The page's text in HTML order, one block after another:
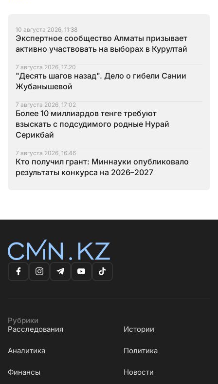
10 августа 2026, 11:38
Экспертное сообщество Алматы призывает
активно участвовать на выборах в Курултай
7 августа 2026, 17:20
"Десять шагов назад". Дело о гибели Сании
Жубанышевой
7 августа 2026, 17:02
Более 10 миллиардов тенге требуют
взыскать с подсудимого родные Нурай
Серикбай
7 августа 2026, 16:46
Кто получил грант: Миннауки опубликовало
результаты конкурса на 2026–2027
Рубрики
Расследования
Истории
Аналитика Политика
Финансы Новости